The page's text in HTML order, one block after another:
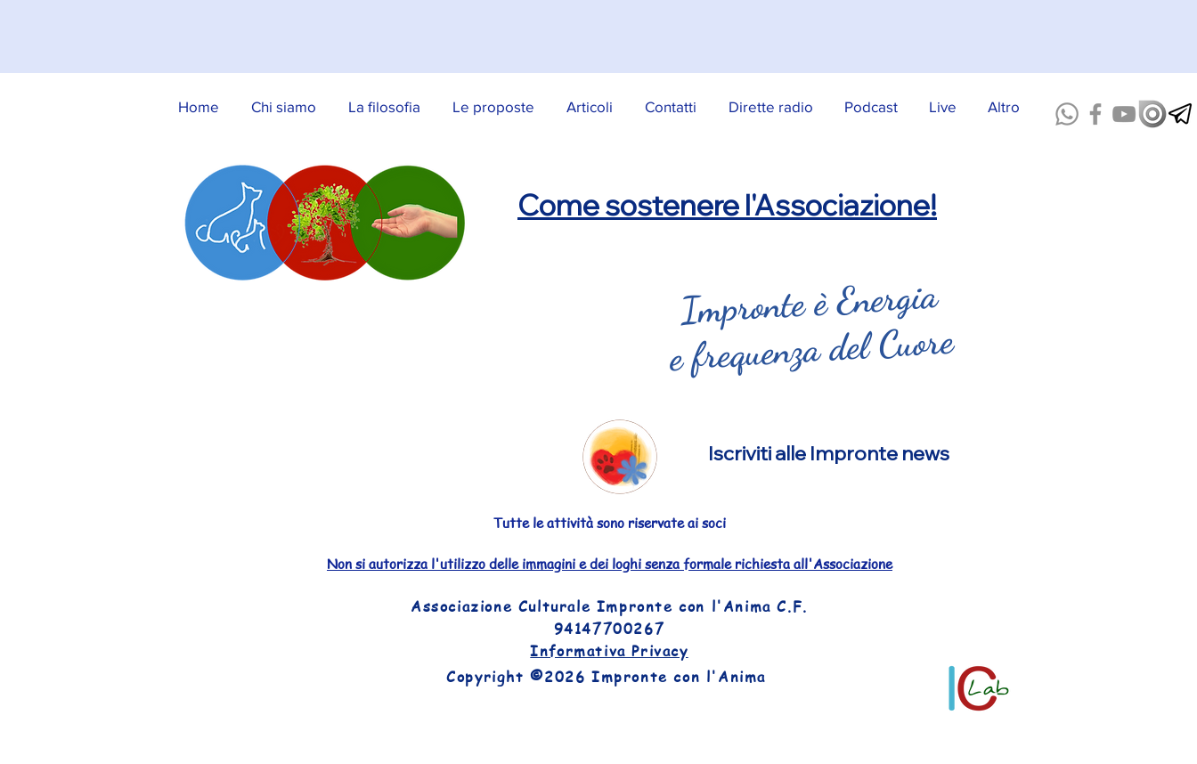
Home Chi siamo La filosofia Le proposte Articoli Contatti Dirette radio Podcast Live Altro
Come sostenere l'Associazione!
Impronte è Energia
e frequenza del Cuore
Iscriviti alle Impronte news
Tutte le attività sono riservate ai soci
Non si autorizza l'utilizzo delle immagini e dei loghi senza formale richiesta all'Associazione
Associazione Culturale Impronte con l'Anima C.F.
94147700267
Informativa Privacy
Copyright©2026 Impronte con l'Anima